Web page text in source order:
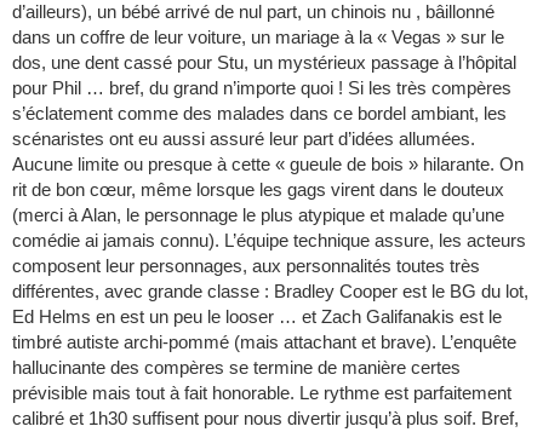
d’ailleurs), un bébé arrivé de nul part, un chinois nu , bâillonné
dans un coffre de leur voiture, un mariage à la « Vegas » sur le
dos, une dent cassé pour Stu, un mystérieux passage à l’hôpital
pour Phil … bref, du grand n’importe quoi ! Si les très compères
s’éclatement comme des malades dans ce bordel ambiant, les
scénaristes ont eu aussi assuré leur part d’idées allumées.
Aucune limite ou presque à cette « gueule de bois » hilarante. On
rit de bon cœur, même lorsque les gags virent dans le douteux
(merci à Alan, le personnage le plus atypique et malade qu’une
comédie ai jamais connu). L’équipe technique assure, les acteurs
composent leur personnages, aux personnalités toutes très
différentes, avec grande classe : Bradley Cooper est le BG du lot,
Ed Helms en est un peu le looser … et Zach Galifanakis est le
timbré autiste archi-pommé (mais attachant et brave). L’enquête
hallucinante des compères se termine de manière certes
prévisible mais tout à fait honorable. Le rythme est parfaitement
calibré et 1h30 suffisent pour nous divertir jusqu’à plus soif. Bref,